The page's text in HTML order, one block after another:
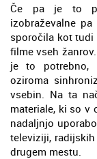
Če pa je to
izobraževalne
sporočila kot tudi
filme vseh
je to potrebno,
oziroma
vsebin. Na ta
materiale, ki so v
nadaljnjo
televiziji,
drugem mestu.